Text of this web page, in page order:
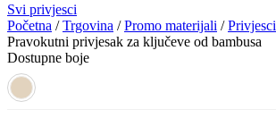
Svi privjesci
Početna /Trgovina /Promo materijali /Privjesci
Pravokutni privjesak za ključeve od bambusa
Dostupne boje